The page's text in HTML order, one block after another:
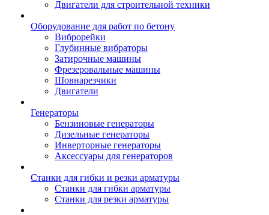
Двигатели для строительной техники
Оборудование для работ по бетону
Виброрейки
Глубинные вибраторы
Затирочные машины
Фрезеровальные машины
Шовнарезчики
Двигатели
Генераторы
Бензиновые генераторы
Дизельные генераторы
Инверторные генераторы
Аксессуары для генераторов
Станки для гибки и резки арматуры
Станки для гибки арматуры
Станки для резки арматуры